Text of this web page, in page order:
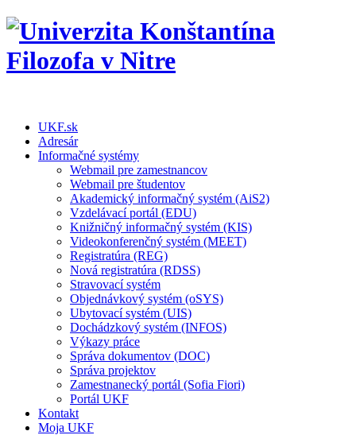
UKF.sk
Adresár
Informačné systémy
Webmail pre zamestnancov
Webmail pre študentov
Akademický informačný systém (AiS2)
Vzdelávací portál (EDU)
Knižničný informačný systém (KIS)
Videokonferenčný systém (MEET)
Registratúra (REG)
Nová registratúra (RDSS)
Stravovací systém
Objednávkový systém (oSYS)
Ubytovací systém (UIS)
Dochádzkový systém (INFOS)
Výkazy práce
Správa dokumentov (DOC)
Správa projektov
Zamestnanecký portál (Sofia Fiori)
Portál UKF
Kontakt
Moja UKF